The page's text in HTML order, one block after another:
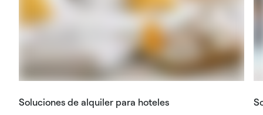
Soluciones de alquiler para hoteles